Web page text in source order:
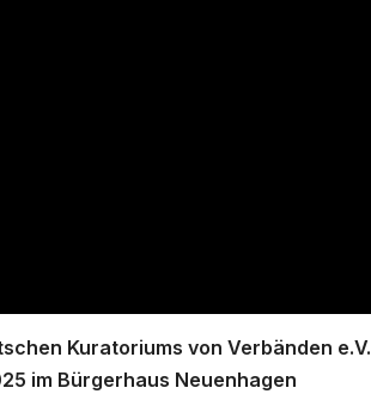
Kuratoriums von Verbänden e.V.
im Bürgerhaus Neuenhagen